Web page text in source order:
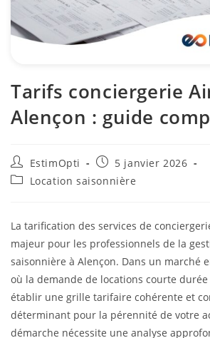
Tarifs conciergerie
Alençon : guide
EstimOpti
5 janvier 2026
Location saisonnière
La tarification des services de
majeur pour les professionnels de la
saisonnière à Alençon. Dans un marché
où la demande de locations courte
établir une grille tarifaire cohérente et
déterminant pour la pérennité de votre
démarche nécessite une analyse